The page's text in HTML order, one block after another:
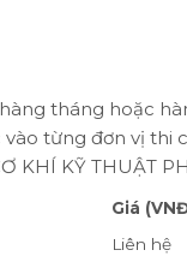
tháng hoặc
từng đơn vị thi
KHÍ KỸ THUẬT
Giá
Liên hệ